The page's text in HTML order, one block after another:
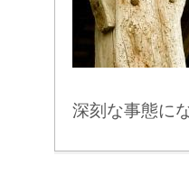
深刻な事態に